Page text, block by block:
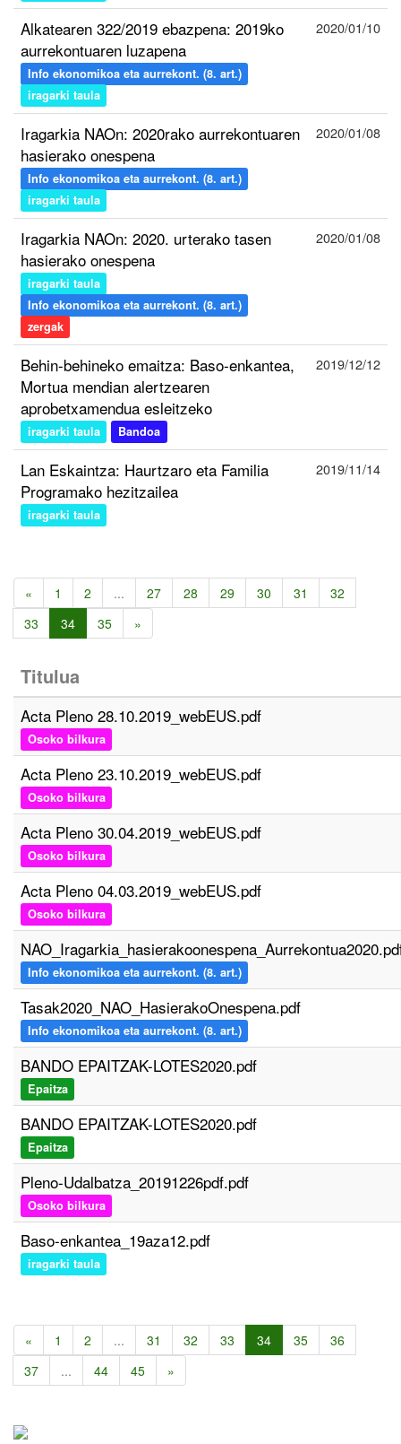
Alkatearen 322/2019 ebazpena: 2019ko
aurrekontuaren luzapena
Info ekonomikoa eta aurrekont. (8. art.)
iragarki taula
2020/01/10
Iragarkia NAOn: 2020rako aurrekontuaren
hasierako onespena
Info ekonomikoa eta aurrekont. (8. art.)
iragarki taula
2020/01/08
Iragarkia NAOn: 2020. urterako tasen
hasierako onespena
iragarki taula
Info ekonomikoa eta aurrekont. (8. art.)
zergak
2020/01/08
Behin-behineko emaitza: Baso-enkantea,
Mortua mendian alertzearen
aprobetxamendua esleitzeko
iragarki taula Bandoa
2019/12/12
Lan Eskaintza: Haurtzaro eta Familia
Programako hezitzailea
iragarki taula
2019/11/14
« 1 2 ... 27 28 29 30 31
32
33
34 35 »
Titulua
Acta Pleno 28.10.2019_webEUS.pdf
Osoko bilkura
Acta Pleno 23.10.2019_webEUS.pdf
Osoko bilkura
Acta Pleno 30.04.2019_webEUS.pdf
Osoko bilkura
Acta Pleno 04.03.2019_webEUS.pdf
Osoko bilkura
Info ekonomikoa eta aurrekont. (8. art.)
Tasak2020_NAO_HasierakoOnespena.pdf
Info ekonomikoa eta aurrekont. (8. art.)
BANDO EPAITZAK-LOTES2020.pdf
Epaitza
BANDO EPAITZAK-LOTES2020.pdf
Epaitza
Pleno-Udalbatza_20191226pdf.pdf
Osoko bilkura
Baso-enkantea_19aza12.pdf
iragarki taula
« 1 2 ... 31 32 33 34 35
36
37
... 44 45 »